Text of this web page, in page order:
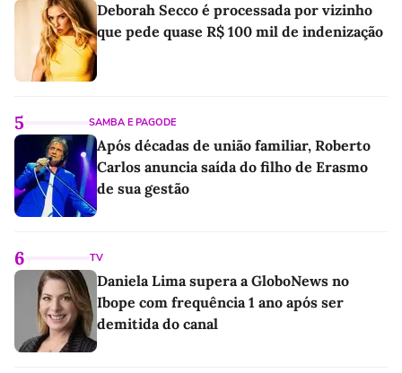
Deborah Secco é processada por vizinho
que pede quase R$ 100 mil de indenização
5 SAMBA E PAGODE
Após décadas de união familiar, Roberto
Carlos anuncia saída do filho de Erasmo
de sua gestão
6 TV
Daniela Lima supera a GloboNews no
Ibope com frequência 1 ano após ser
demitida do canal